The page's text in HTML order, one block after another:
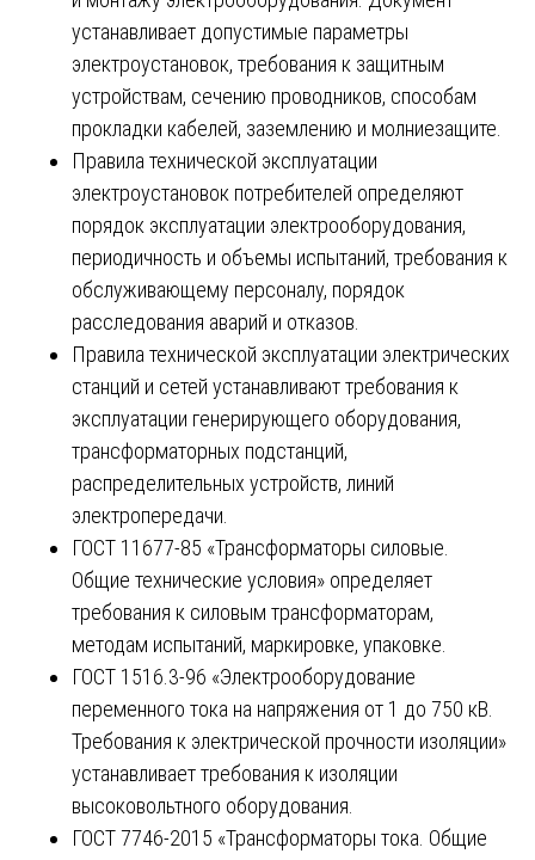
устанавливает допустимые параметры
электроустановок, требования к защитным
устройствам, сечению проводников, способам
прокладки кабелей, заземлению и молниезащите.
Правила технической эксплуатации
электроустановок потребителей определяют
порядок эксплуатации электрооборудования,
периодичность и объемы испытаний, требования к
обслуживающему персоналу, порядок
расследования аварий и отказов.
Правила технической эксплуатации электрических
станций и сетей устанавливают требования к
эксплуатации генерирующего оборудования,
трансформаторных подстанций,
распределительных устройств, линий
электропередачи.
ГОСТ 11677-85 «Трансформаторы силовые.
Общие технические условия» определяет
требования к силовым трансформаторам,
методам испытаний, маркировке, упаковке.
ГОСТ 1516.3-96 «Электрооборудование
переменного тока на напряжения от 1 до 750 кВ.
Требования к электрической прочности изоляции»
устанавливает требования к изоляции
высоковольтного оборудования.
ГОСТ 7746-2015 «Трансформаторы тока. Общие